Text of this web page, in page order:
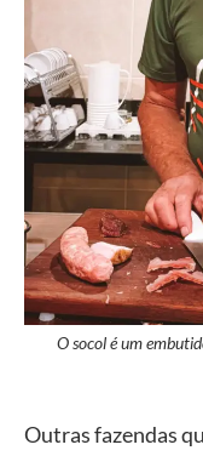
O socol é um
Outras fazendas